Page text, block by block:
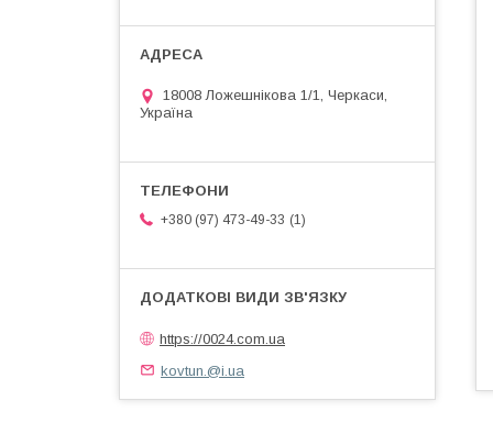
18008 Ложешнікова 1/1, Черкаси,
Україна
+380 (97) 473-49-33 1
https://0024.com.ua
kovtun.@i.ua